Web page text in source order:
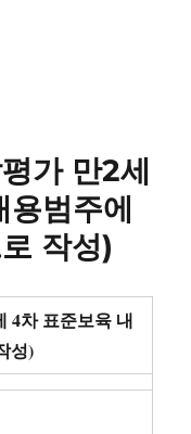
가 만2세
용범주에
작성)
4차 표준보육 내
성)